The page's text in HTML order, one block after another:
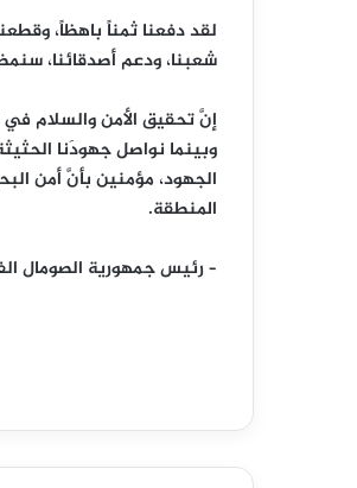
لقد دفعنا ثمناً باهظاً،
شعبنا، ودعم أصدقائنا،
إنَّ تحقيق الأمن والسلام في
وبينما نواصل جهودَنا
الجهود، مؤمنين بأنَّ أمن
المنطقة.
– رئيس جمهورية الصومال